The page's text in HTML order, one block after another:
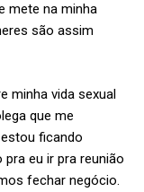
mete na minha
são assim
minha vida sexual
que me
ficando
pra eu ir pra reunião
fechar negócio.